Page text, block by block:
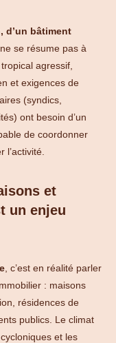
d’un bâtiment
ne se résume pas à
agressif,
et exigences de
(syndics,
ont besoin d’un
de coordonner
l’activité.
et
un enjeu
, c’est en réalité parler
: maisons
résidences de
publics. Le climat
et les